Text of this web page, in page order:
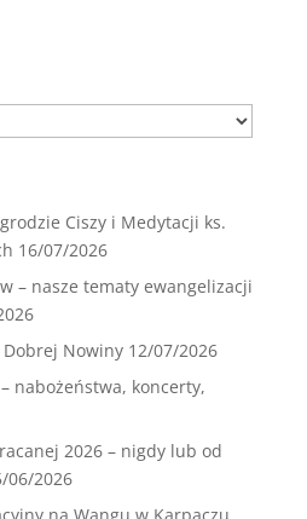
Ciszy i Medytacji ks.
16/07/2026
– nasze tematy ewangelizacji
Nowiny 12/07/2026
nabożeństwa, koncerty,
2026 – nigdy lub od
06/2026